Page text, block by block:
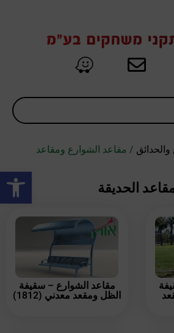
/ مقاعد الشوارع ومقاعد
الحديقة
مقاعد الشوارع – سقيفة
الظل ومقعد معدني (1812)